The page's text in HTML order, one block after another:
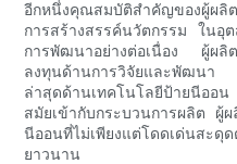
อีกหนึ่งคุณสมบัติสำคัญของผู้ผลิ
การสร้างสรรค์นวัตกรรม ในอุ
การพัฒนาอย่างต่อเนื่อง ผู้ผลิต
ลงทุนด้านการวิจัยและพัฒนา
ล่าสุดด้านเทคโนโลยีป้ายนีออ
สมัยเข้ากับกระบวนการผลิต ผู้
นีออนที่ไม่เพียงแต่โดดเด่นส
ยาวนาน